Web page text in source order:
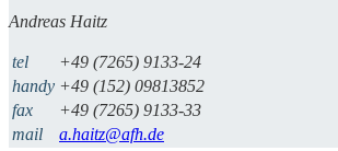
Andreas Haitz
tel
+49 (7265) 9133-24
handy +49 (152) 09813852
fax
+49 (7265) 9133-33
mail
a.haitz@afh.de